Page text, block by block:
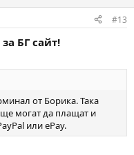
#13
БГ сайт!
от Борика. Така
ще могат да плащат и
или ePay.